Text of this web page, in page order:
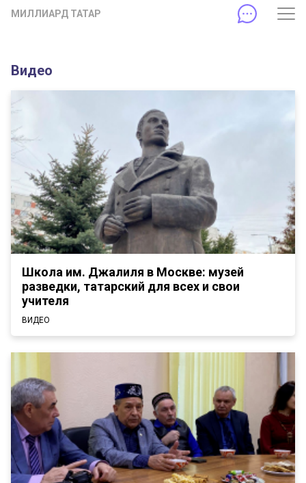
МИЛЛИАРД ТАТАР
Видео
Школа им. Джалиля в Москве: музей
разведки, татарский для всех и свои
учителя
ВИДЕО